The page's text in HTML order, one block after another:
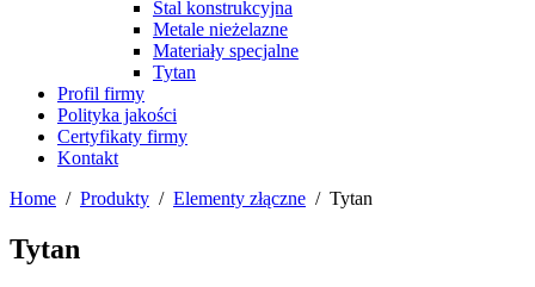
Stal konstrukcyjna
Metale nieżelazne
Materiały specjalne
Tytan
Profil firmy
Polityka jakości
Certyfikaty firmy
Kontakt
Home / Produkty / Elementy złączne / Tytan
Tytan